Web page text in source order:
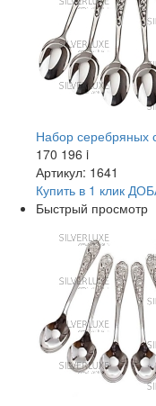
Набор серебряных
170 196 i
Артикул: 1641
Купить в 1 клик
Быстрый просмотр